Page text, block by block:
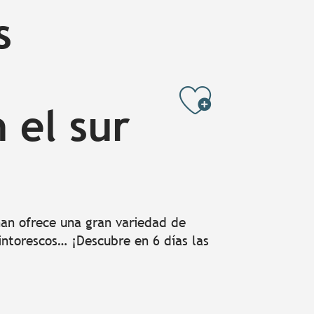
el sur
ofrece una gran variedad de
¡Descubre en 6 días las